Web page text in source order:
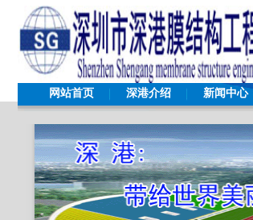
网站首页 深港介绍 新闻中心